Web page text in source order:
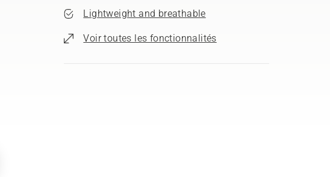
Lightweight and breathable
Voir toutes les fonctionnalités